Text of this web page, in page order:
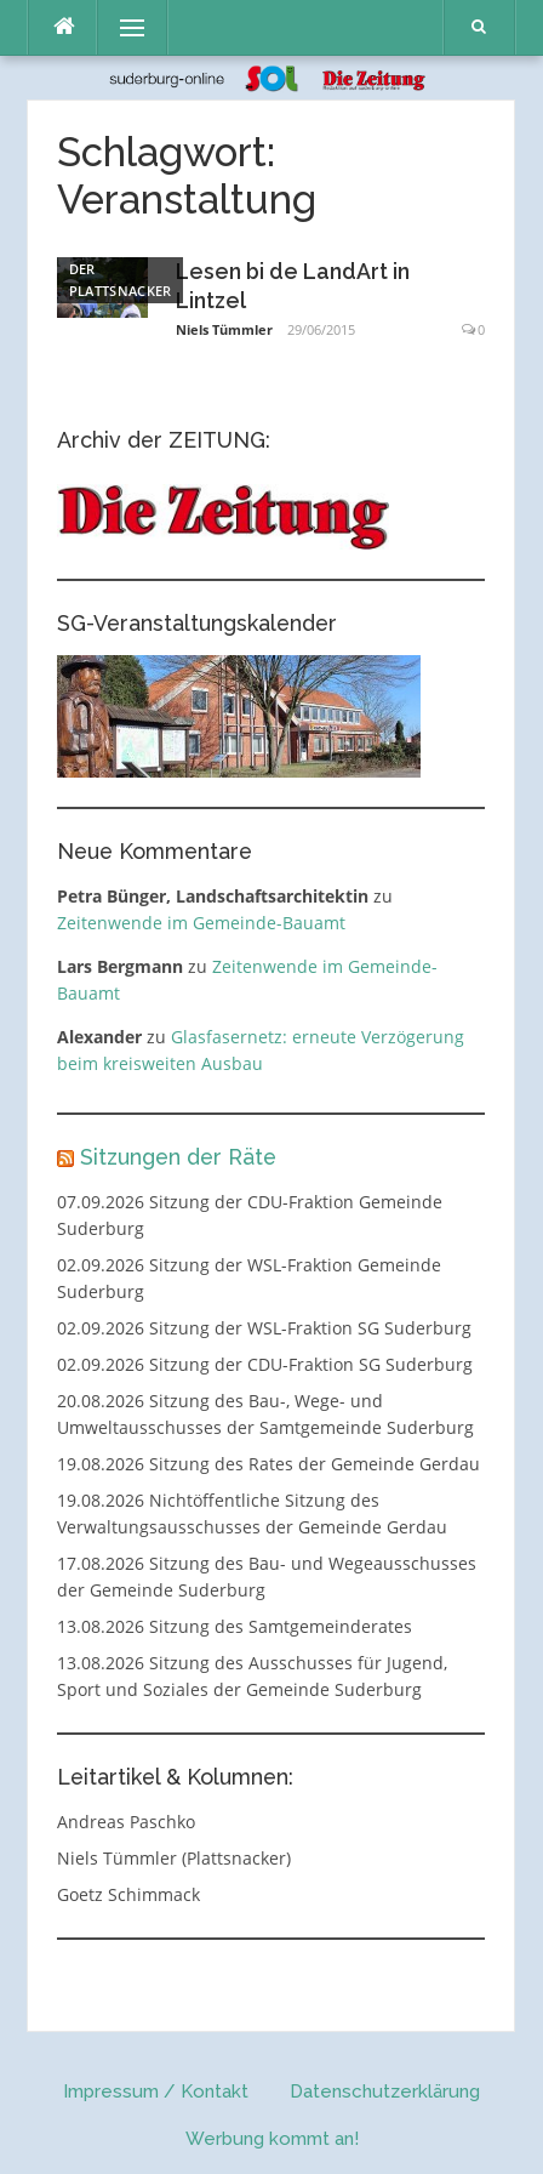
Inhalt
Menü
Schlagwort:
Veranstaltung
DER
PLATTSNACKER
Lesen bi de LandArt in
Lintzel
Niels Tümmler 29/06/2015 0
Archiv der ZEITUNG:
SG-Veranstaltungskalender
Neue Kommentare
Petra Bünger, Landschaftsarchitektinzu
Zeitenwende im Gemeinde-Bauamt
Lars Bergmannzu Zeitenwende im Gemeinde-
Bauamt
Alexanderzu Glasfasernetz: erneute Verzögerung
beim kreisweiten Ausbau
Sitzungen der Räte
07.09.2026 Sitzung der CDU-Fraktion Gemeinde
Suderburg
02.09.2026 Sitzung der WSL-Fraktion Gemeinde
Suderburg
02.09.2026 Sitzung der WSL-Fraktion SG Suderburg
02.09.2026 Sitzung der CDU-Fraktion SG Suderburg
20.08.2026 Sitzung des Bau-, Wege- und
Umweltausschusses der Samtgemeinde Suderburg
19.08.2026 Sitzung des Rates der Gemeinde Gerdau
19.08.2026 Nichtöffentliche Sitzung des
Verwaltungsausschusses der Gemeinde Gerdau
17.08.2026 Sitzung des Bau- und Wegeausschusses
der Gemeinde Suderburg
13.08.2026 Sitzung des Samtgemeinderates
13.08.2026 Sitzung des Ausschusses für Jugend,
Sport und Soziales der Gemeinde Suderburg
Leitartikel & Kolumnen:
Andreas Paschko
Niels Tümmler (Plattsnacker)
Goetz Schimmack
Impressum / Kontakt Datenschutzerklärung
Werbung kommt an!